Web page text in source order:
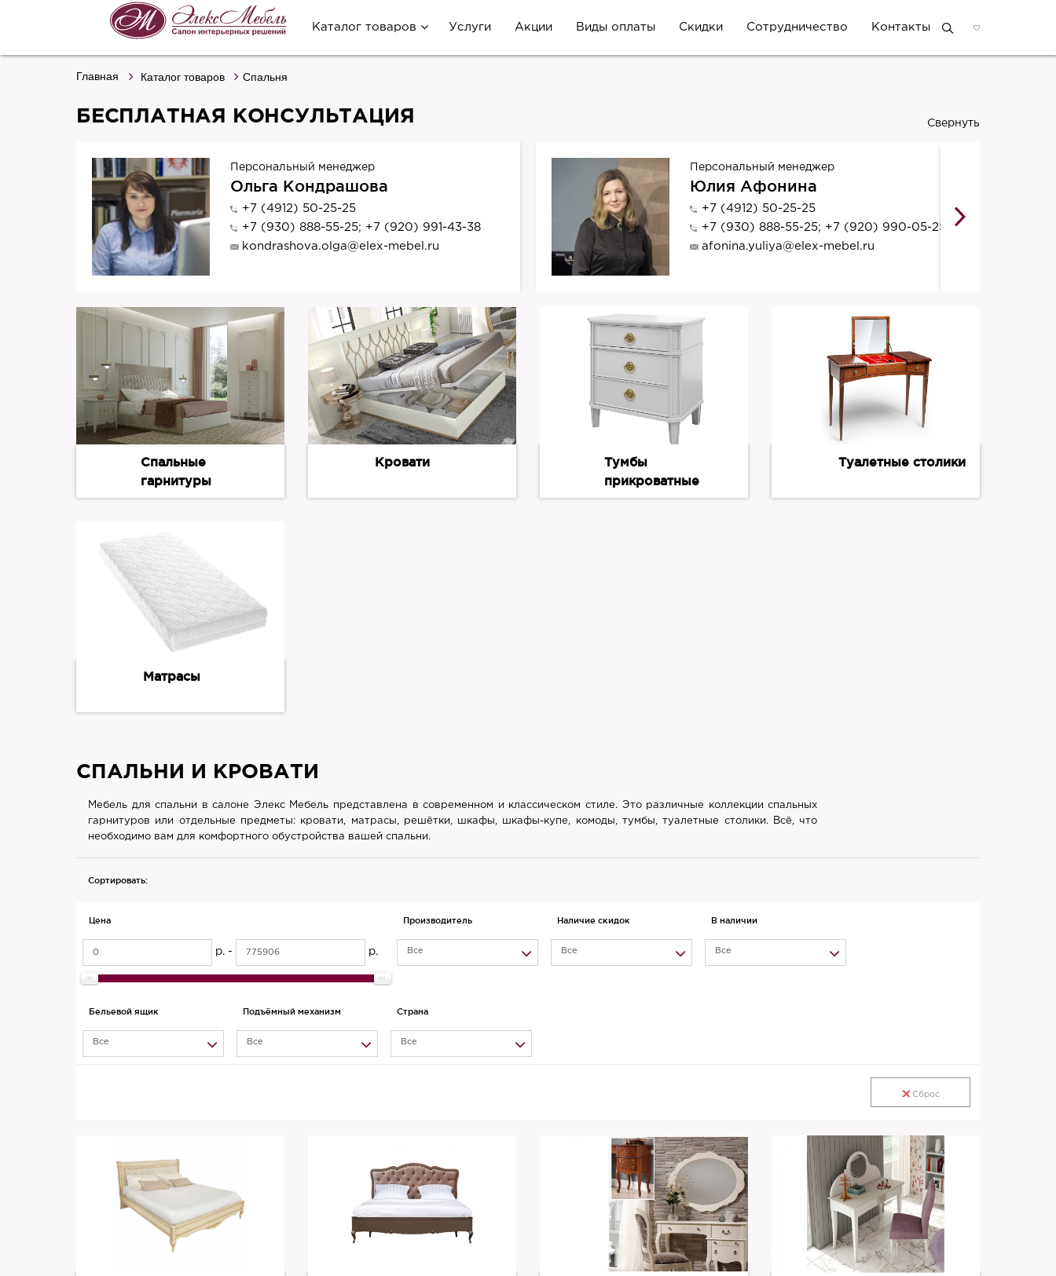
Каталог товаров Услуги Акции Виды оплаты Скидки Сотрудничество Контакты
Главная Каталог товаров Спальня
БЕСПЛАТНАЯ КОНСУЛЬТАЦИЯ Свернуть
Персональный менеджер
Ольга Кондрашова
+7 (4912) 50-25-25
+7 (930) 888-55-25; +7 (920) 991-43-38
kondrashova.olga@elex-mebel.ru
Персональный менеджер
Юлия Афонина
+7 (4912) 50-25-25
+7 (930) 888-55-25; +7 (920) 990-05-25
afonina.yuliya@elex-mebel.ru
Спальные
гарнитуры
Кровати
Тумбы
прикроватные
Туалетные столики
Матрасы
СПАЛЬНИ И КРОВАТИ
Мебель для спальни в салоне Элекс Мебель представлена в современном и классическом стиле. Это различные коллекции спальных
гарнитуров или отдельные предметы: кровати, матрасы, решётки, шкафы, шкафы-купе, комоды, тумбы, туалетные столики. Всё, что
необходимо вам для комфортного обустройства вашей спальни.
Сортировать:
Цена
р. - р.
Производитель
Все
Наличие скидок
Все
В наличии
Все
Бельевой ящик
Все
Подъёмный механизм
Все
Страна
Все
Сброс